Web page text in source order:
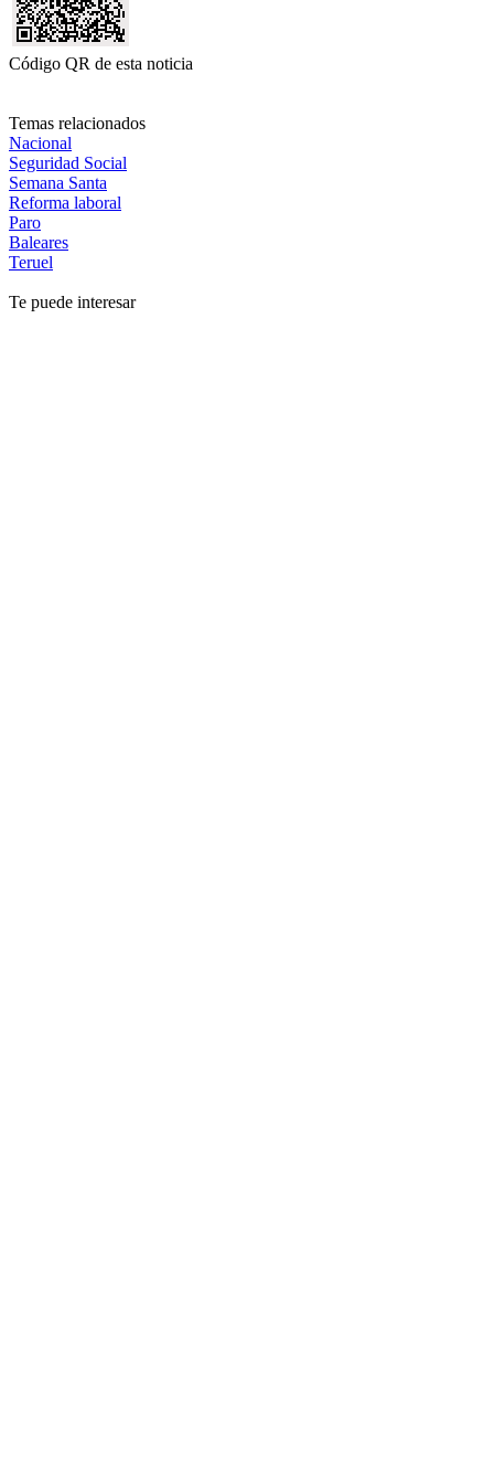
Código QR de esta noticia
Temas relacionados
Nacional
Seguridad Social
Semana Santa
Reforma laboral
Paro
Baleares
Teruel
Te puede interesar